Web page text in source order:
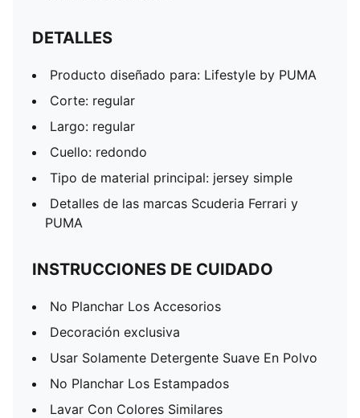
DETALLES
Producto diseñado para: Lifestyle by PUMA
Corte: regular
Largo: regular
Cuello: redondo
Tipo de material principal: jersey simple
Detalles de las marcas Scuderia Ferrari y
PUMA
INSTRUCCIONES DE CUIDADO
No Planchar Los Accesorios
Decoración exclusiva
Usar Solamente Detergente Suave En Polvo
No Planchar Los Estampados
Lavar Con Colores Similares